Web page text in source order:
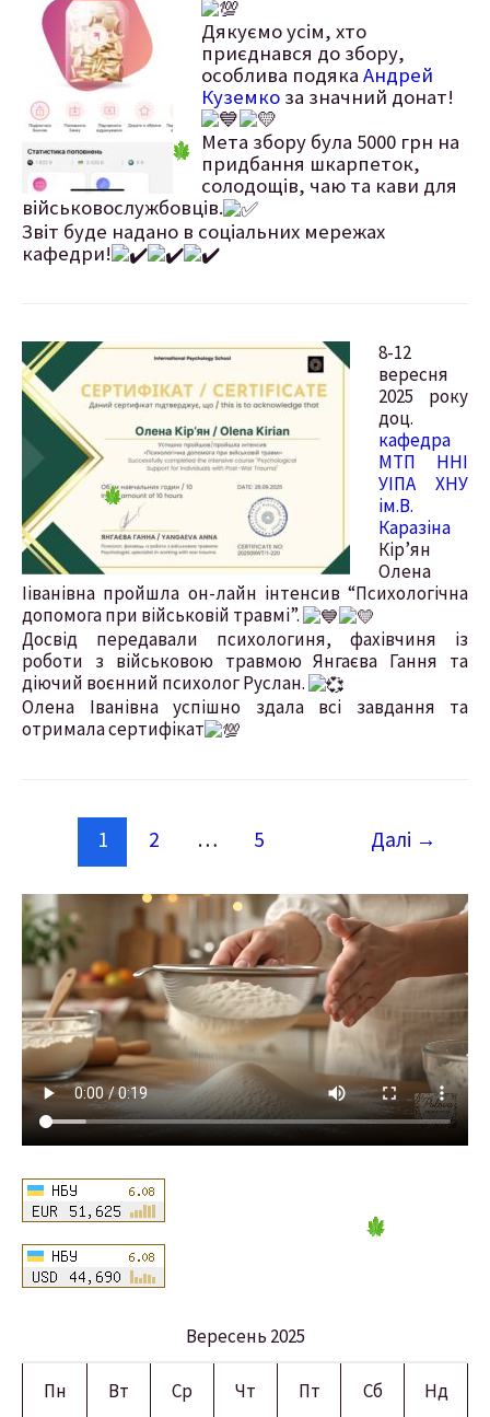
Дякуємо усім, хто
приєднався до збору,
особлива подяка Андрей
Куземкоза значний донат!
Мета збору була 5000 грн на
придбання шкарпеток,
солодощів, чаю та кави для
військовослужбовців.
Звіт буде надано в соціальних мережах
кафедри!
8-12
вересня
2025 року
доц.
кафедра
МТП ННІ
УІПА ХНУ
ім.В.
Каразіна
Кір’ян
Олена
Ііванівна пройшла он-лайн інтенсив “Психологічна
допомога при військовій травмі”.
Досвід передавали психологиня, фахівчиня із
роботи з військовою травмою Янгаєва Гання та
діючий воєнний психолог Руслан.
Олена Іванівна успішно здала всі завдання та
отримала сертифікат
1 2 … 5 Далі →
Вересень 2025
Пн Вт Ср Чт Пт Сб Нд